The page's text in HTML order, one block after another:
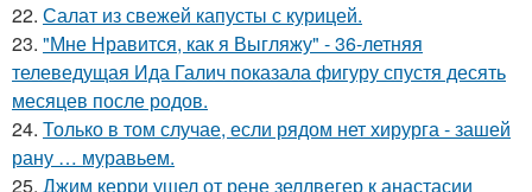
22. Салат из свежей капусты с курицей.
23. "Мне Нравится, как я Выгляжу" - 36-летняя
телеведущая Ида Галич показала фигуру спустя десять
месяцев после родов.
24. Только в том случае, если рядом нет хирурга - зашей
рану … муравьем.
25. Джим керри ушел от рене зеллвегер к анастасии